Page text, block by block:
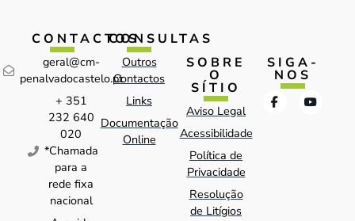
CONTACTOS
geral@cm-
penalvadocastelo.pt
+ 351
232 640
020
*Chamada
para a
rede fixa
nacional
CONSULTAS
Outros
Contactos
Links
Documentação
Online
SOBRE
O
SÍTIO
Aviso Legal
Acessibilidade
Política de
Privacidade
Resolução
de Litígios
SIGA-
NOS